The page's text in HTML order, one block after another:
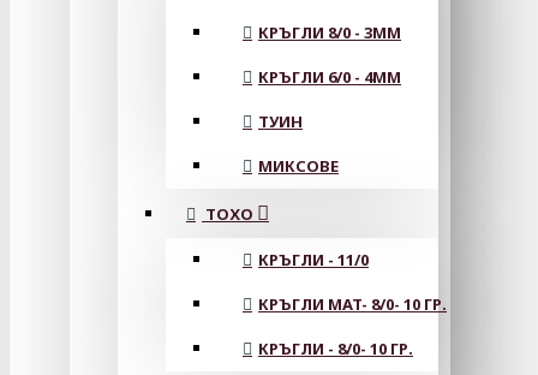
КРЪГЛИ 8/0 - 3MM
КРЪГЛИ 6/0 - 4MM
ТУИН
МИКСОВЕ
ТОХО
КРЪГЛИ - 11/0
КРЪГЛИ MAT- 8/0- 10 ГР.
КРЪГЛИ - 8/0- 10 ГР.